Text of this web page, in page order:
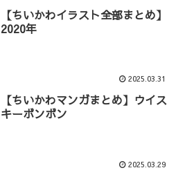
【ちいかわイラスト全部まとめ】
2020年
2025.03.31
【ちいかわマンガまとめ】ウイス
キーボンボン
2025.03.29